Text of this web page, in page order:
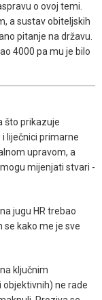
o ovoj temi.
a sustav obiteljskih
pitanje na državu.
4000 pa mu je bilo
što prikazuje
liječnici primarne
upravom, a
mijenjati stvari -
jugu HR trebao
se kako me je sve
ključnim
ne rade